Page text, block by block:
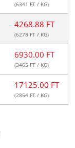
(6341 FT / KG)
4268.88 FT
(6278 FT / KG)
6930.00 FT
(3465 FT / KG)
17125.00 FT
(2854 FT / KG)